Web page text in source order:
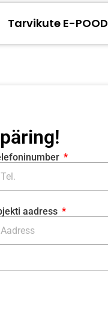
Tarvikute E-POOD
aadress